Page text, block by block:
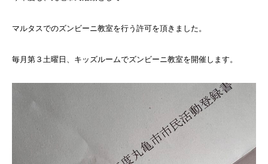
マルタスでのズンビーニ教室を行う許可を頂きました。
毎月第３土曜日、キッズルームでズンビーニ教室を開催します。